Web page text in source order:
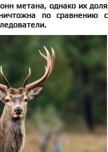
метана, однако их доля
по сравнению с